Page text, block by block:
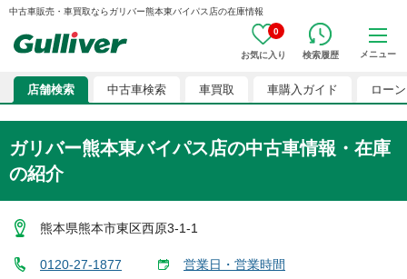
中古車販売・車買取ならガリバー熊本東バイパス店の在庫情報
0
お気に入り 検索履歴 メニュー
店舗検索 中古車検索 車買取 車購入ガイド ローン
ガリバー熊本東バイパス店の中古車情報・在庫
の紹介
熊本県熊本市東区西原3-1-1
0120-27-1877 営業日・営業時間